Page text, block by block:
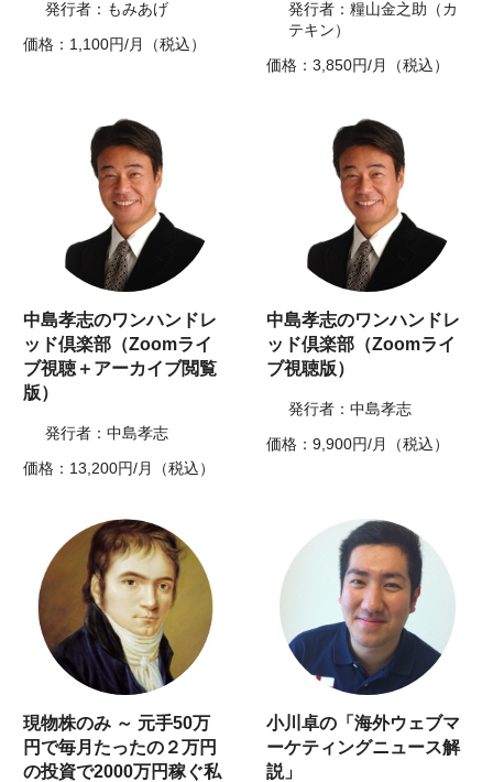
発行者：もみあげ
価格：1,100円/月（税込）
発行者：糧山金之助（カ
テキン）
価格：3,850円/月（税込）
中島孝志のワンハンドレ
ッド倶楽部（Zoomライ
ブ視聴＋アーカイブ閲覧
版）
発行者：中島孝志
価格：13,200円/月（税込）
中島孝志のワンハンドレ
ッド倶楽部（Zoomライ
ブ視聴版）
発行者：中島孝志
価格：9,900円/月（税込）
現物株のみ ～ 元手50万
円で毎月たったの２万円
の投資で2000万円稼ぐ私
小川卓の「海外ウェブマ
ーケティングニュース解
説」